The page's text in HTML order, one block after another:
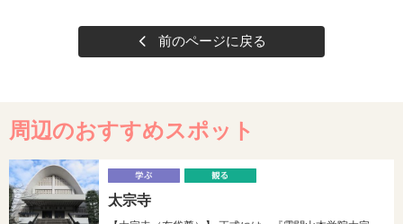
前のページに戻る
周辺のおすすめスポット
ぶ
太宗寺